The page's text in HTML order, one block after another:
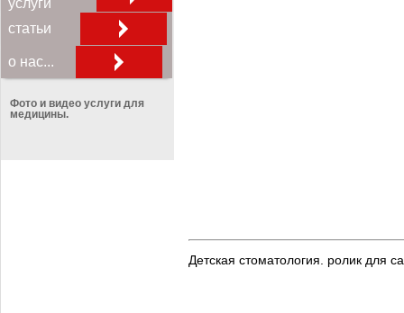
услуги
статьи
о нас...
Фото и видео услуги для
медицины.
Детская стоматология. ролик для